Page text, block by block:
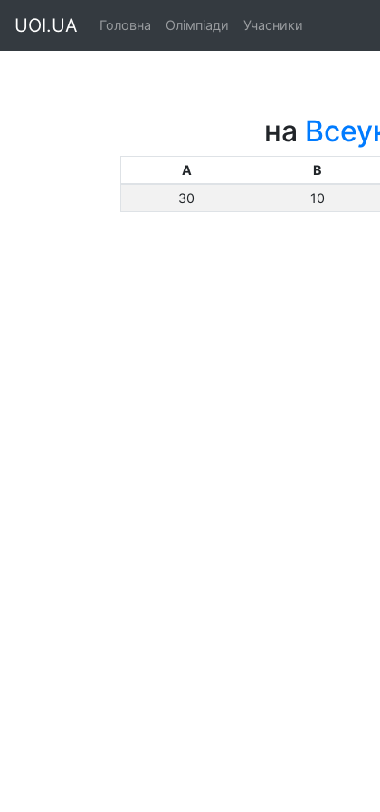
UOI.UA Головна Олімпіади Учасники
на
A B
30
10